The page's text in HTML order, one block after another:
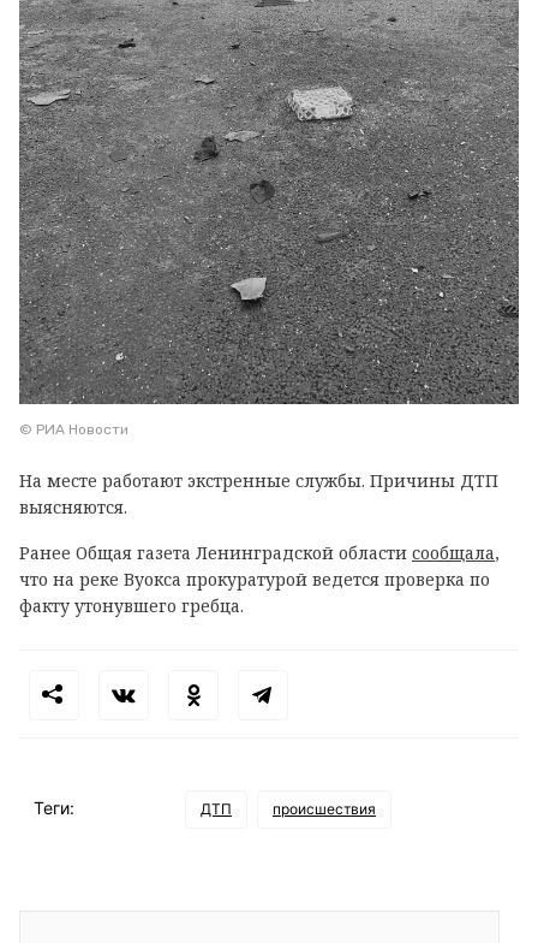
© РИА Новости
На месте работают экстренные службы. Причины ДТП
выясняются.
Ранее Общая газета Ленинградской области сообщала,
что на реке Вуокса прокуратурой ведется проверка по
факту утонувшего гребца.
Теги: ДТП происшествия